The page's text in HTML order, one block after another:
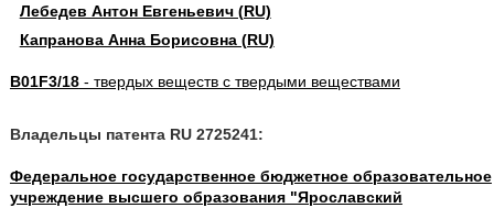
Лебедев Антон Евгеньевич (RU)
Капранова Анна Борисовна (RU)
B01F3/18- твердых веществ с твердыми веществами
Владельцы патента RU 2725241:
Федеральное государственное бюджетное образовательное
учреждение высшего образования "Ярославский